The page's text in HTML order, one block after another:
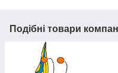
Подібні товари